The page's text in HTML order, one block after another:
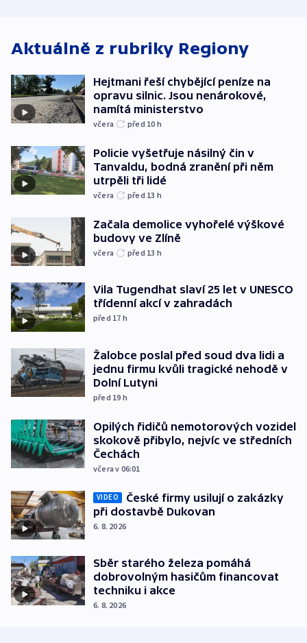
Aktuálně z rubriky Regiony
Hejtmani řeší chybějící peníze na
opravu silnic. Jsou nenárokové,
namítá ministerstvo
včera před 10 h
Policie vyšetřuje násilný čin v
Tanvaldu, bodná zranění při něm
utrpěli tři lidé
včera před 13 h
Začala demolice vyhořelé výškové
budovy ve Zlíně
včera před 13 h
Vila Tugendhat slaví 25 let v UNESCO
třídenní akcí v zahradách
před 17 h
Žalobce poslal před soud dva lidi a
jednu firmu kvůli tragické nehodě v
Dolní Lutyni
před 19 h
Opilých řidičů nemotorových vozidel
skokově přibylo, nejvíc ve středních
Čechách
včera v 06:01
VIDEO
České firmy usilují o zakázky
při dostavbě Dukovan
6. 8. 2026
Sběr starého železa pomáhá
dobrovolným hasičům financovat
techniku i akce
6. 8. 2026